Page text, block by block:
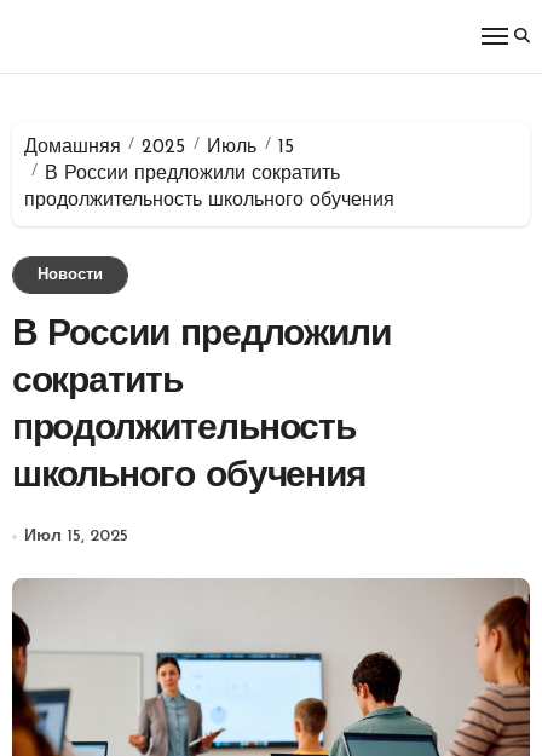
Домашняя 2025 Июль
15
В России предложили сократить
продолжительность школьного обучения
Новости
В России предложили
сократить
продолжительность
школьного обучения
Июл 15, 2025